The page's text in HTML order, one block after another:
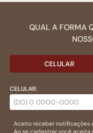
QUAL A FORMA
CELULAR
CELULAR:
Aceito receber notificações